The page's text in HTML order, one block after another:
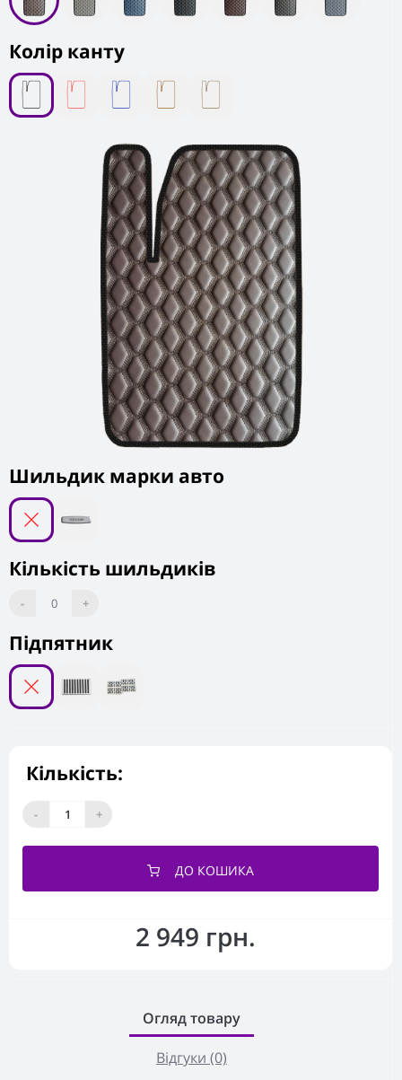
2 949 грн.
Колір канту
Підпятник
Шильдик марки авто
Кількість шильдиків
- 0 +
Кількість:
- +
ДО КОШИКА
Огляд товару
Відгуки (0)